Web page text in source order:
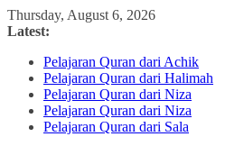
Skip
to
Thursday, August 6, 2026
Latest:
Pelajaran Quran dari Achik
Pelajaran Quran dari Halimah
Pelajaran Quran dari Niza
Pelajaran Quran dari Niza
Pelajaran Quran dari Sala